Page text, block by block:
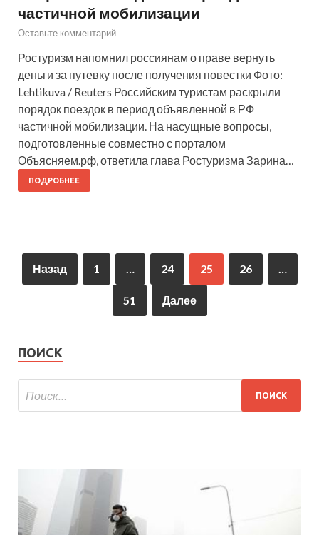
частичной мобилизации
Оставьте комментарий
Ростуризм напомнил россиянам о праве вернуть
деньги за путевку после получения повестки Фото:
Lehtikuva / Reuters Российским туристам раскрыли
порядок поездок в период объявленной в РФ
частичной мобилизации. На насущные вопросы,
подготовленные совместно с порталом
Объясняем.рф, ответила глава Ростуризма Зарина…
ПОДРОБНЕЕ
Назад 1 … 24 25 26 …
51 Далее
ПОИСК